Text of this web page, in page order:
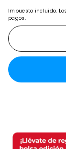
Impuesto incluido. Los
pagos.